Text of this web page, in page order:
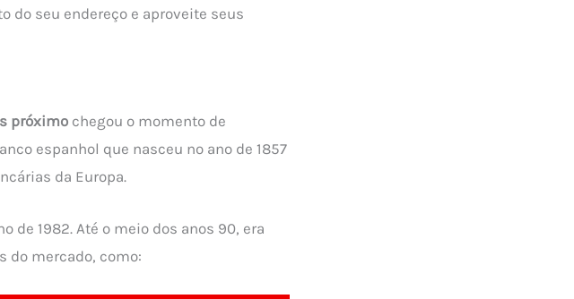
do seu endereço e aproveite seus
próximo chegou o momento de
espanhol que nasceu no ano de 1857
da Europa.
de 1982. Até o meio dos anos 90, era
do mercado, como: